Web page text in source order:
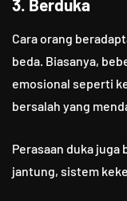
3. Berduka
Cara orang
beda. Biasanya,
emosional seperti
bersalah yang
Perasaan duka
jantung, sistem